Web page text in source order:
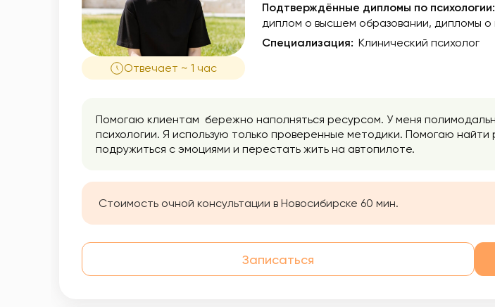
Отвечает ~ 1 час
Подтверждённые дипломы по психологии:
диплом о высшем образовании дипломы о
Специализация: Клинический психолог
Помогаю клиентам бережно наполняться ресурсом. У меня
психологии. Я использую только проверенные методики. Помогаю
подружиться с эмоциями и перестать жить на автопилоте.
Стоимость очной консультации в Новосибирске 60 мин.
Записаться